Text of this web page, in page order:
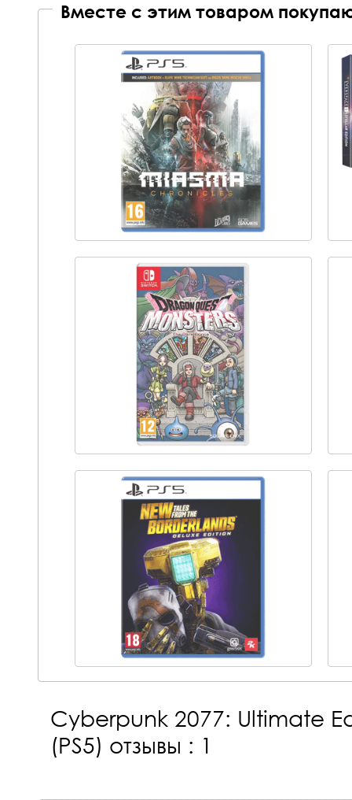
Вместе с этим товаром
Cyberpunk 2077: Ultimate
(PS5) отзывы : 1